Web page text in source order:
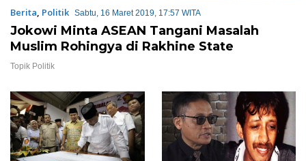
Berita, Politik Sabtu, 16 Maret 2019, 17:57 WITA
Jokowi Minta ASEAN Tangani Masalah
Muslim Rohingya di Rakhine State
Topik Politik